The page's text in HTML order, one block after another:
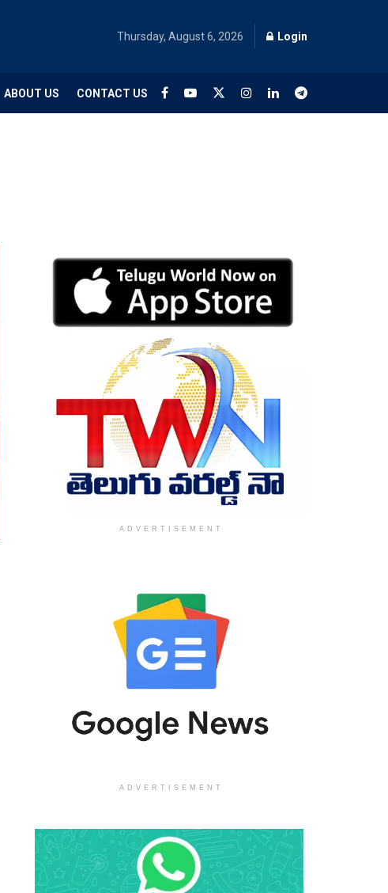
Thursday, August 6, 2026 Login
ABOUT US CONTACT US
ADVERTISEMENT
ADVERTISEMENT